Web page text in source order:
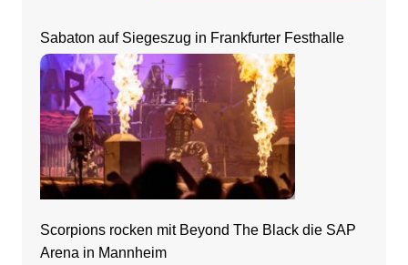
Sabaton auf Siegeszug in Frankfurter Festhalle
Scorpions rocken mit Beyond The Black die SAP
Arena in Mannheim